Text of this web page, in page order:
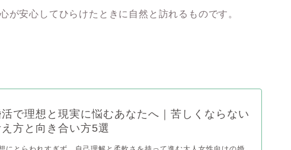
が安心してひらけたときに自然と訪れるものです。
で理想と現実に悩むあなたへ｜苦しくならない
方と向き合い方5選